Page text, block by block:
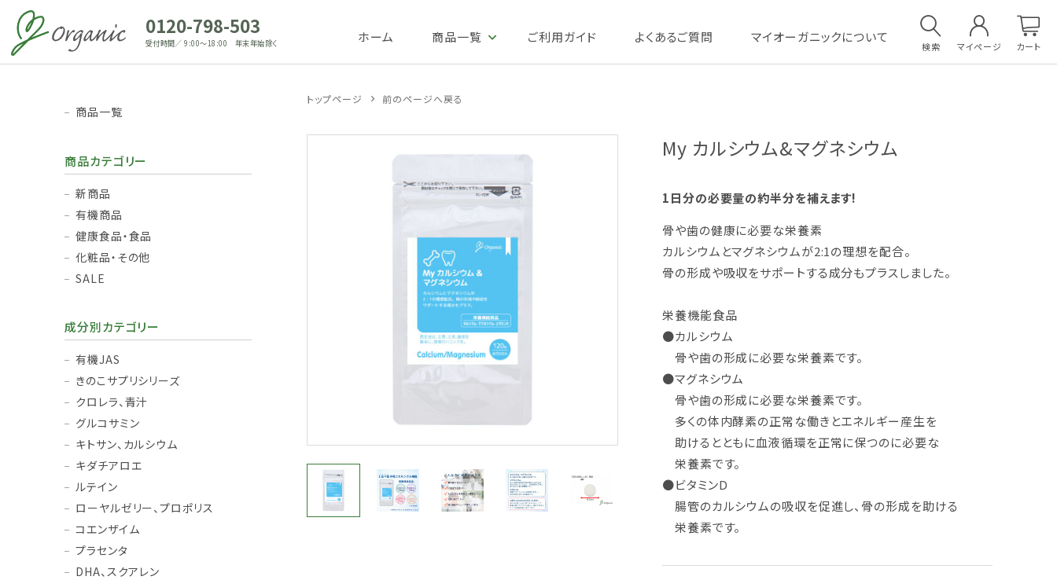
0120-798-503
受付時間／ 9:00～18:00 年末年始除く ホーム 商品一覧 ご利用ガイド よくあるご質問 マイオーガニックについて
検索 マイページ カート
トップページ 前のページへ戻る
My カルシウム&マグネシウム
1日分の必要量の約半分を補えます!
骨や歯の健康に必要な栄養素
カルシウムとマグネシウムが2:1の理想を配合。
骨の形成や吸収をサポートする成分もプラスしました。
栄養機能食品
●カルシウム
骨や歯の形成に必要な栄養素です。
●マグネシウム
骨や歯の形成に必要な栄養素です。
多くの体内酵素の正常な働きとエネルギー産生を
助けるとともに血液循環を正常に保つのに必要な
栄養素です。
●ビタミンD
腸管のカルシウムの吸収を促進し、骨の形成を助ける
栄養素です。
商品一覧
商品カテゴリー
新商品
有機商品
健康食品・食品
化粧品・その他
SALE
成分別カテゴリー
有機JAS
きのこサプリシリーズ
クロレラ、青汁
グルコサミン
キトサン、カルシウム
キダチアロエ
ルテイン
ローヤルゼリー、プロポリス
コエンザイム
プラセンタ
DHA、スクアレン